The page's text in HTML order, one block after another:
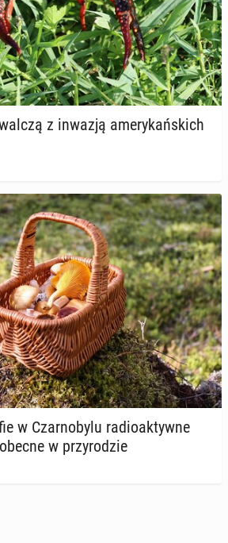
z inwazją ame­ry­kań­skich
w Czar­no­by­lu ra­dio­ak­tyw­ne
w przy­ro­dzie